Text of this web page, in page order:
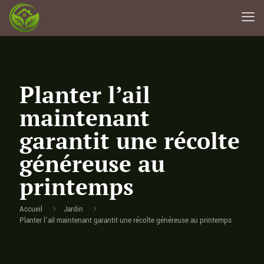
Planter l’ail
maintenant
garantit une récolte
généreuse au
printemps
Accueil
Jardin
Planter l’ail maintenant garantit une récolte généreuse au printemps